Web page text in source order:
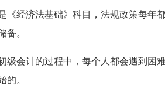
《经济法基础》科目，法规政策每年
备。
级会计的过程中，每个人都会遇到困
的。